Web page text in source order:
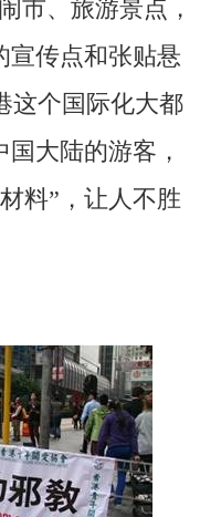
市、旅游景点，
宣传点和张贴悬
这个国际化大都
大陆的游客，
料”，让人不胜